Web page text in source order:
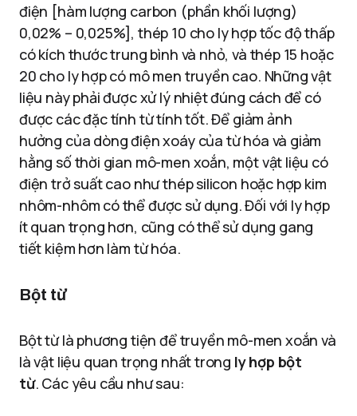
điện [hàm lượng carbon (phần khối lượng)
0,02% – 0,025%], thép 10 cho ly hợp tốc độ thấp
có kích thước trung bình và nhỏ, và thép 15 hoặc
20 cho ly hợp có mô men truyền cao. Những vật
liệu này phải được xử lý nhiệt đúng cách để có
được các đặc tính từ tính tốt. Để giảm ảnh
hưởng của dòng điện xoáy của từ hóa và giảm
hằng số thời gian mô-men xoắn, một vật liệu có
điện trở suất cao như thép silicon hoặc hợp kim
nhôm-nhôm có thể được sử dụng. Đối với ly hợp
ít quan trọng hơn, cũng có thể sử dụng gang
tiết kiệm hơn làm từ hóa.
Bột từ
Bột từ là phương tiện để truyền mô-men xoắn và
là vật liệu quan trọng nhất trong ly hợp bột
từ. Các yêu cầu như sau: